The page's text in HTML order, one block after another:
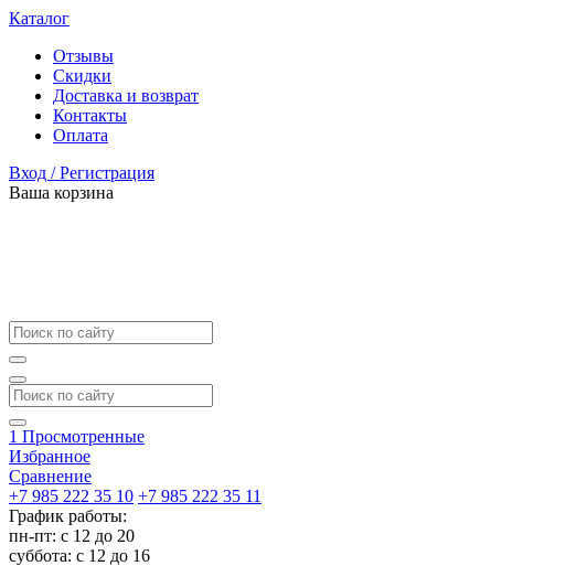
Каталог
Отзывы
Скидки
Доставка и возврат
Контакты
Оплата
Вход / Регистрация
Ваша корзина
1 Просмотренные
Избранное
Сравнение
+7 985 222 35 10 +7 985 222 35 11
График работы:
пн-пт: с 12 до 20
суббота: c 12 до 16